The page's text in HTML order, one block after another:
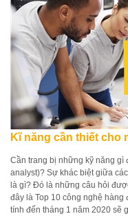
Kĩ năng cần thiết cho
Cần trang bị những kỹ năng gì
analyst)? Sự khác biệt giữa
là gì? Đó là những câu hỏi
đây là Top 10 công nghệ
tính đến tháng 1 năm 2020 sẽ